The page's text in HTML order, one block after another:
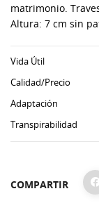
matrimonio.
Altura: 7 cm sin
Vida Útil
Calidad/Precio
Adaptación
Transpirabilidad
COMPARTIR